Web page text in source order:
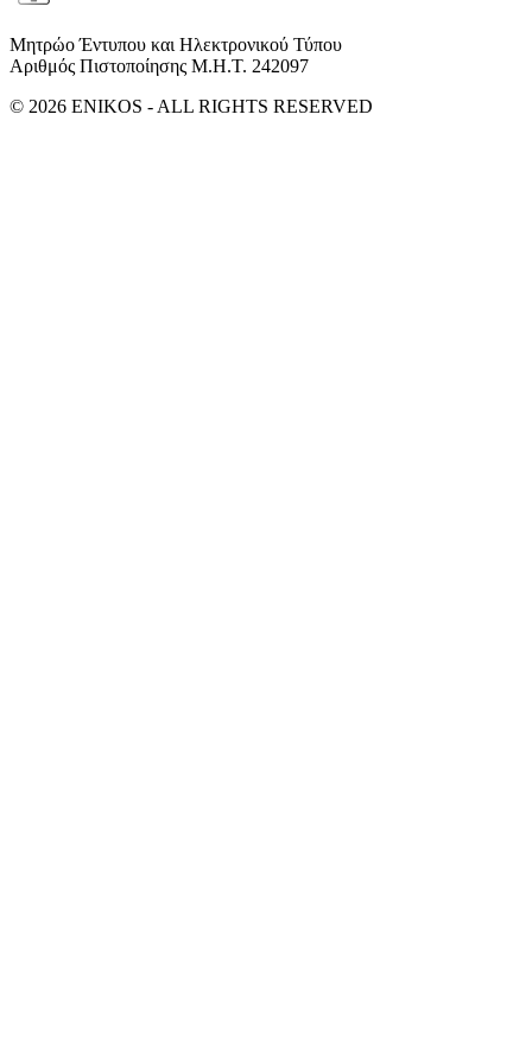
Μητρώο Έντυπου και Ηλεκτρονικού Τύπου
Αριθμός Πιστοποίησης Μ.Η.Τ. 242097
© 2026 ENIKOS - ALL RIGHTS RESERVED